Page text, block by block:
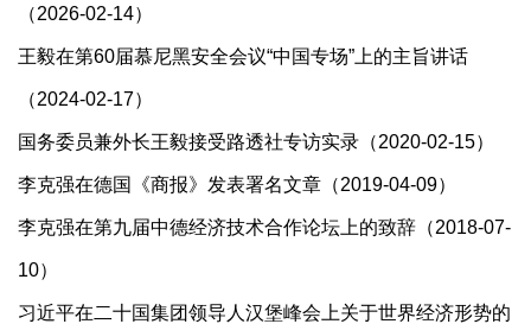
（2026-02-14）
王毅在第60届慕尼黑安全会议“中国专场”上的主旨讲话
（2024-02-17）
国务委员兼外长王毅接受路透社专访实录（2020-02-15）
李克强在德国《商报》发表署名文章（2019-04-09）
李克强在第九届中德经济技术合作论坛上的致辞（2018-07-
10）
习近平在二十国集团领导人汉堡峰会上关于世界经济形势的